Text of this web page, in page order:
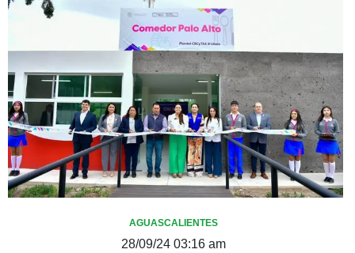
AGUASCALIENTES
28/09/24 03:16 am